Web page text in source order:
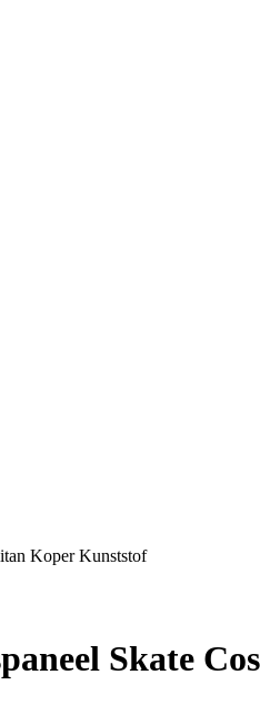
Koper Kunststof
Skate